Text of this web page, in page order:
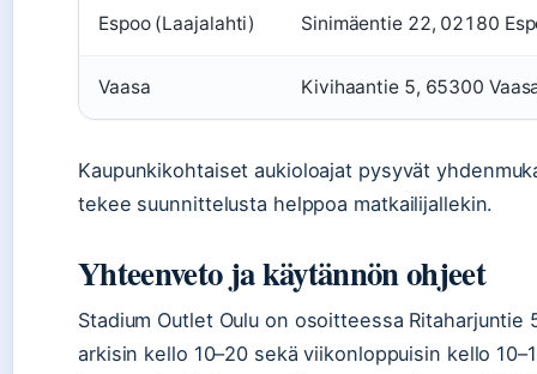
Espoo (Laajalahti) Sinimäentie 22, 02180
Vaasa Kivihaantie 5, 65300
Kaupunkikohtaiset aukioloajat pysyvät
tekee suunnittelusta helppoa matkailijallekin.
Yhteenveto ja käytännön ohjeet
Stadium Outlet Oulu on osoitteessa
arkisin kello 10–20 sekä viikonloppuisin kello